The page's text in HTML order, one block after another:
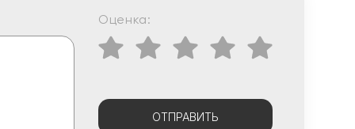
Оценка:
ОТПРАВИТЬ